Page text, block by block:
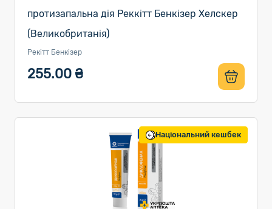
протизапальна дія Реккітт Бенкізер Хелскер
(Великобританія)
Рекітт Бенкізер
255.00 ₴
Національний кешбек